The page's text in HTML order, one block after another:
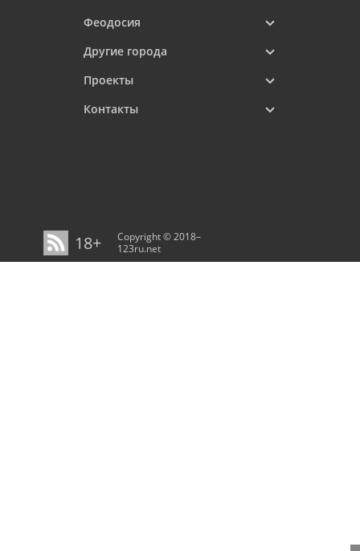
Феодосия
Другие города
Проекты
Контакты
18+
Copyright © 2018–
123ru.net